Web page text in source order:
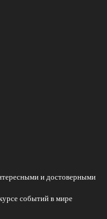
и достоверными
событий в мире